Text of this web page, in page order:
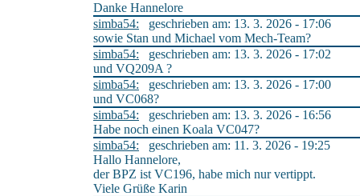
Danke Hannelore
simba54: geschrieben am: 13. 3. 2026 - 17:06
sowie Stan und Michael vom Mech-Team?
simba54: geschrieben am: 13. 3. 2026 - 17:02
und VQ209A ?
simba54: geschrieben am: 13. 3. 2026 - 17:00
und VC068?
simba54: geschrieben am: 13. 3. 2026 - 16:56
Habe noch einen Koala VC047?
simba54: geschrieben am: 11. 3. 2026 - 19:25
Hallo Hannelore,
der BPZ ist VC196, habe mich nur vertippt.
Viele Grüße Karin